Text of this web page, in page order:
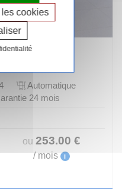
Automatique
24 mois
ou 253.00 €
/ mois i
les cookies